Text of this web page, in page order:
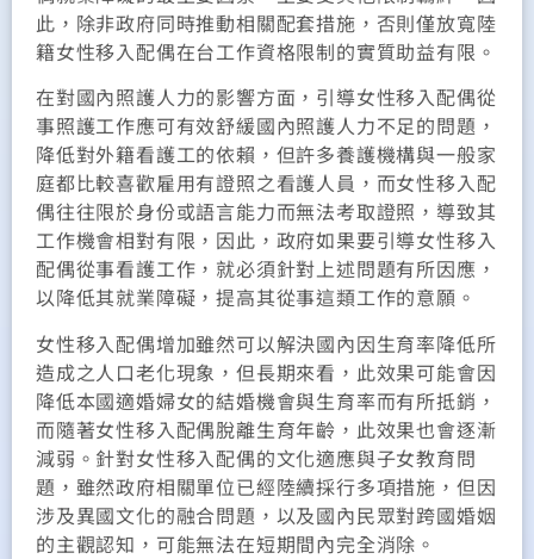
此，除非政府同時推動相關配套措施，否則僅放寬陸
籍女性移入配偶在台工作資格限制的實質助益有限。
在對國內照護人力的影響方面，引導女性移入配偶從
事照護工作應可有效舒緩國內照護人力不足的問題，
降低對外籍看護工的依賴，但許多養護機構與一般家
庭都比較喜歡雇用有證照之看護人員，而女性移入配
偶往往限於身份或語言能力而無法考取證照，導致其
工作機會相對有限，因此，政府如果要引導女性移入
配偶從事看護工作，就必須針對上述問題有所因應，
以降低其就業障礙，提高其從事這類工作的意願。
女性移入配偶增加雖然可以解決國內因生育率降低所
造成之人口老化現象，但長期來看，此效果可能會因
降低本國適婚婦女的結婚機會與生育率而有所抵銷，
而隨著女性移入配偶脫離生育年齡，此效果也會逐漸
減弱。針對女性移入配偶的文化適應與子女教育問
題，雖然政府相關單位已經陸續採行多項措施，但因
涉及異國文化的融合問題，以及國內民眾對跨國婚姻
的主觀認知，可能無法在短期間內完全消除。